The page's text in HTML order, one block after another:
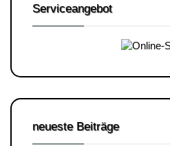
Serviceangebot
neueste Beiträge